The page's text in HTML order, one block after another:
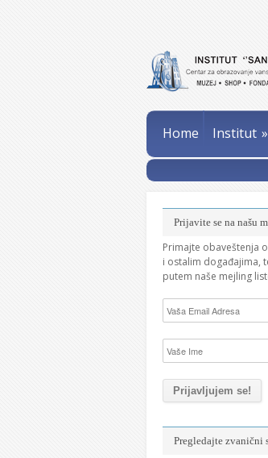
Home Institut »
Prijavite se na našu
Primajte obaveštenja
i ostalim događajima,
putem naše mejling
Pregledajte zvanični